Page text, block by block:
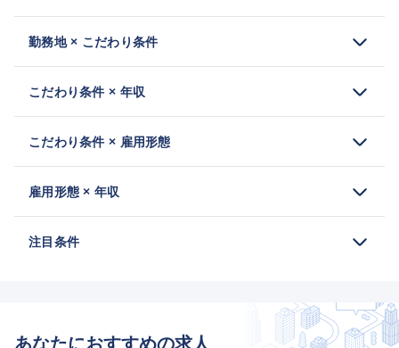
勤務地 × こだわり条件
こだわり条件 × 年収
こだわり条件 × 雇用形態
雇用形態 × 年収
注目条件
あなたにおすすめの求人